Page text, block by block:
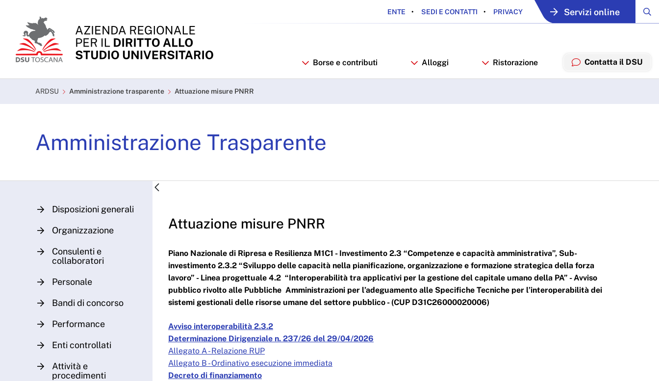
ENTE SEDI E CONTATTI PRIVACY Servizi online
Borse e contributi Alloggi Ristorazione Contatta il DSU
Attuazione misure PNRR - ARDSU
ARDSU Amministrazione trasparente Attuazione misure PNRR
Amministrazione Trasparente
Disposizioni generali
Organizzazione
Consulenti e
collaboratori
Personale
Bandi di concorso
Performance
Enti controllati
Attività e
procedimenti
Attuazione misure PNRR
Piano Nazionale di Ripresa e Resilienza M1C1 - Investimento 2.3 “Competenze e capacità amministrativa”, Sub-
investimento 2.3.2 “Sviluppo delle capacità nella pianificazione, organizzazione e formazione strategica della forza
lavoro” - Linea progettuale 4.2 “Interoperabilità tra applicativi per la gestione del capitale umano della PA” - Avviso
pubblico rivolto alle Pubbliche Amministrazioni per l’adeguamento alle Specifiche Tecniche per l’interoperabilità dei
sistemi gestionali delle risorse umane del settore pubblico - (CUP D31C26000020006)
Avviso interoperabilità 2.3.2
Determinazione Dirigenziale n. 237/26 del 29/04/2026
Allegato A - Relazione RUP
Allegato B - Ordinativo esecuzione immediata
Decreto di finanziamento